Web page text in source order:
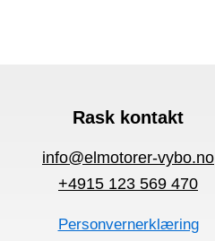
Rask kontakt
info@elmotorer-vybo.no
+4915 123 569 470
Personvernerklæring